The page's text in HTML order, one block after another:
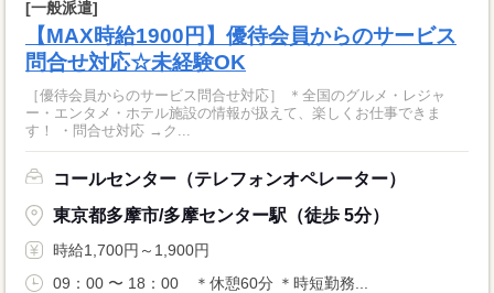
[一般派遣]
【MAX時給1900円】優待会員からのサービス
問合せ対応☆未経験OK
［優待会員からのサービス問合せ対応］ ＊全国のグルメ・レジャ
ー・エンタメ・ホテル施設の情報が扱えて、楽しくお仕事できま
す！ ・問合せ対応 →ク...
コールセンター（テレフォンオペレーター）
東京都多摩市/多摩センター駅（徒歩 5分）
時給1,700円～1,900円
09：00 〜 18：00 ＊休憩60分 ＊時短勤務...